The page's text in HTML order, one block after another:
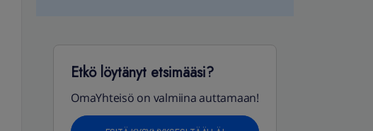
Etkö löytänyt etsimääsi?
OmaYhteisö on valmiina auttamaan!